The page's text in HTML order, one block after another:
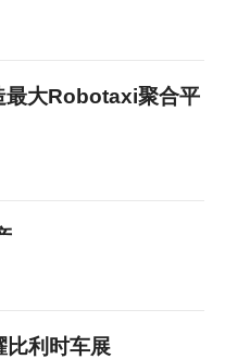
最大Robotaxi聚合平
比利时车展